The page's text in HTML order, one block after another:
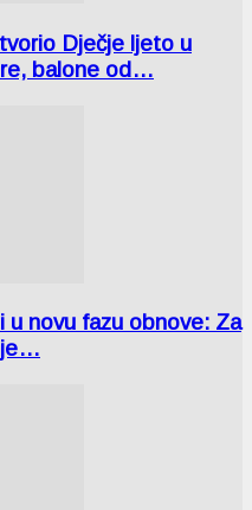
Dječje ljeto u
balone od…
u novu fazu obnove: Za